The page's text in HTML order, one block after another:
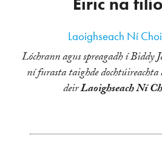
Laoighseach Ní
Lóchrann agus spreagadh í Biddy
ní furasta taighde
deirLaoighseach Ní